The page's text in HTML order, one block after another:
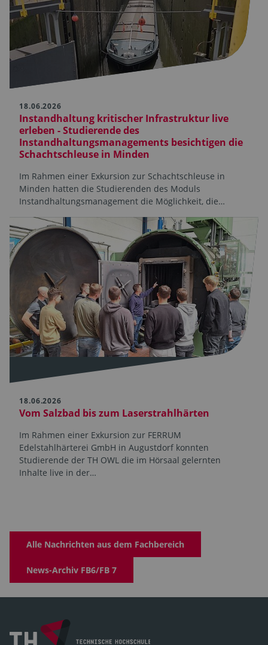
18.06.2026
Instandhaltung kritischer Infrastruktur live
erleben - Studierende des
Instandhaltungsmanagements besichtigen die
Schachtschleuse in Minden
Im Rahmen einer Exkursion zur Schachtschleuse in
Minden hatten die Studierenden des Moduls
Instandhaltungsmanagement die Möglichkeit, die…
18.06.2026
Vom Salzbad bis zum Laserstrahlhärten
Im Rahmen einer Exkursion zur FERRUM
Edelstahlhärterei GmbH in Augustdorf konnten
Studierende der TH OWL die im Hörsaal gelernten
Inhalte live in der…
Alle Nachrichten aus dem Fachbereich
News-Archiv FB6/FB 7